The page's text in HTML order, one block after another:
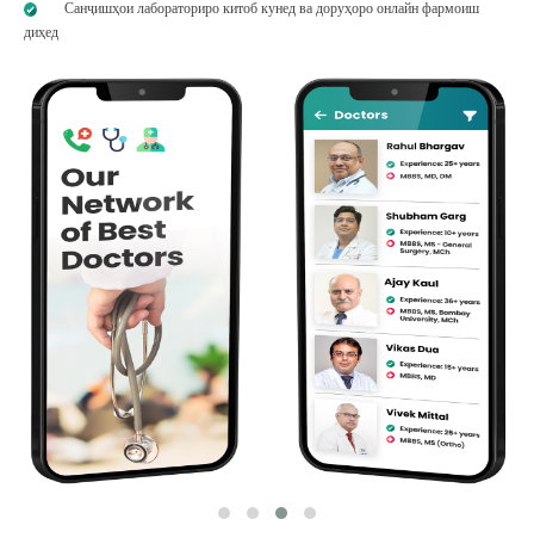
Санҷишҳои лабораториро китоб кунед ва доруҳоро онлайн фармоиш
диҳед